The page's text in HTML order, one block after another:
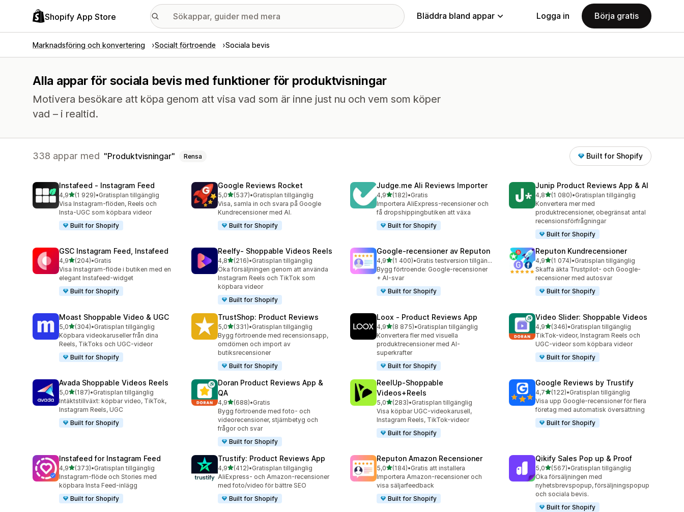
Shopify App Store Bläddra bland appar Logga in Börja gratis
Marknadsföring och konvertering Socialt förtroende Sociala bevis
Alla appar för sociala bevis med funktioner för produktvisningar
Motivera besökare att köpa genom att visa vad som är inne just nu och vem som köper
vad – i realtid.
338 appar med Produktvisningar Rensa Built for Shopify
Instafeed ‑ Instagram Feed
4,9av 5 stjärnor
(1 929)
1929 recensioner totalt
•Gratisplan tillgänglig
Visa Instagram-flöden, Reels och
Insta-UGC som köpbara videor
Built for Shopify
Google Reviews Rocket
5,0av 5 stjärnor
(537)
537 recensioner totalt
•Gratisplan tillgänglig
Visa, samla in och svara på Google
Kundrecensioner med AI.
Built for Shopify
Judge.me Ali Reviews Importer
4,9av 5 stjärnor
(182)
182 recensioner totalt
•Gratis
Importera AliExpress-recensioner och
få dropshippingbutiken att växa
Built for Shopify
Junip Product Reviews App & AI
4,8av 5 stjärnor
(1 080)
1080 recensioner totalt
•Gratisplan tillgänglig
Konvertera mer med
produktrecensioner, obegränsat antal
recensionsförfrågningar
Built for Shopify
GSC Instagram Feed, Instafeed
4,9av 5 stjärnor
(204)
204 recensioner totalt
•Gratis
Visa Instagram-flöde i butiken med en
elegant Instafeed-widget
Built for Shopify
Reelfy‑ Shoppable Videos Reels
4,8av 5 stjärnor
(216)
216 recensioner totalt
•Gratisplan tillgänglig
Öka försäljningen genom att använda
Instagram Reels och TikTok som
köpbara videor
Built for Shopify
Google‑recensioner av Reputon
4,9av 5 stjärnor
(1 400)
1400 recensioner totalt
•
Gratis testversion tillgänglig
Bygg förtroende: Google-recensioner
+ AI-svar
Built for Shopify
Reputon Kundrecensioner
4,9av 5 stjärnor
(1 074)
1074 recensioner totalt
•Gratisplan tillgänglig
Skaffa äkta Trustpilot- och Google-
recensioner med autosvar
Built for Shopify
Moast Shoppable Video & UGC
5,0av 5 stjärnor
(304)
304 recensioner totalt
•Gratisplan tillgänglig
Köpbara videokaruseller från dina
Reels, TikToks och UGC-videor
Built for Shopify
TrustShop: Product Reviews
5,0av 5 stjärnor
(331)
331 recensioner totalt
•Gratisplan tillgänglig
Bygg förtroende med recensionsapp,
omdömen och import av
butiksrecensioner
Built for Shopify
Loox ‑ Product Reviews App
4,9av 5 stjärnor
(8 875)
8875 recensioner totalt
•Gratisplan tillgänglig
Konvertera fler med visuella
produktrecensioner med AI-
superkrafter
Built for Shopify
Video Slider: Shoppable Videos
4,9av 5 stjärnor
(346)
346 recensioner totalt
•Gratisplan tillgänglig
TikTok-videor, Instagram Reels och
UGC-videor som köpbara videor
Built for Shopify
Avada Shoppable Videos Reels
5,0av 5 stjärnor
(187)
187 recensioner totalt
•Gratisplan tillgänglig
Intäktstillväxt: köpbar video, TikTok,
Instagram Reels, UGC
Built for Shopify
Doran Product Reviews App &
QA
4,9av 5 stjärnor
(688)
688 recensioner totalt
•Gratis
Bygg förtroende med foto- och
videorecensioner, stjärnbetyg och
frågor och svar
Built for Shopify
ReelUp‑Shoppable
Videos+Reels
5,0av 5 stjärnor
(283)
283 recensioner totalt
•Gratisplan tillgänglig
Visa köpbar UGC-videokarusell,
Instagram Reels, TikTok-videor
Built for Shopify
Google Reviews by Trustify
4,7av 5 stjärnor
(122)
122 recensioner totalt
•Gratisplan tillgänglig
Visa upp Google-recensioner för flera
företag med automatisk översättning
Built for Shopify
Instafeed for Instagram Feed
4,9av 5 stjärnor
(373)
373 recensioner totalt
•Gratisplan tillgänglig
Instagram-flöde och Stories med
köpbara Insta Feed-inlägg
Built for Shopify
Trustify: Product Reviews App
4,9av 5 stjärnor
(412)
412 recensioner totalt
•Gratisplan tillgänglig
AliExpress- och Amazon-recensioner
med foto/video för bättre SEO
Built for Shopify
Reputon Amazon Recensioner
5,0av 5 stjärnor
(184)
184 recensioner totalt
•Gratis att installera
Importera Amazon-recensioner och
visa säljarfeedback
Built for Shopify
Qikify Sales Pop up & Proof
5,0av 5 stjärnor
(567)
567 recensioner totalt
•Gratisplan tillgänglig
Öka försäljningen med
nyhetsbrevspopup, försäljningspopup
och sociala bevis.
Built for Shopify